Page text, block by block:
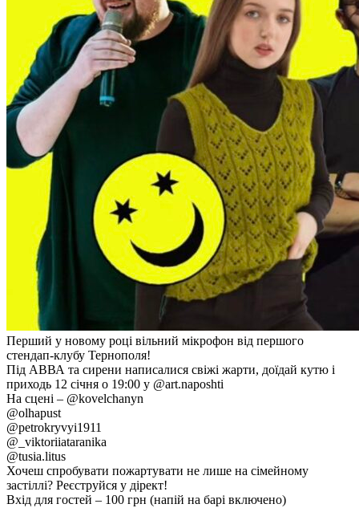
Перший у новому році вільний мікрофон від першого
стендап-клубу Тернополя!
Під АВВА та сирени написалися свіжі жарти, доїдай кутю і
приходь 12 січня о 19:00 у @art.naposhti
На сцені – @kovelchanyn
@olhapust
@petrokryvyi1911
@_viktoriiataranika
@tusia.litus
Хочеш спробувати пожартувати не лише на сімейному
застіллі? Реєструйся у дірект!
Вхід для гостей – 100 грн (напій на барі включено)